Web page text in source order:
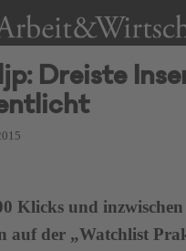
Dreiste
Klicks und
auf der „Watchlist